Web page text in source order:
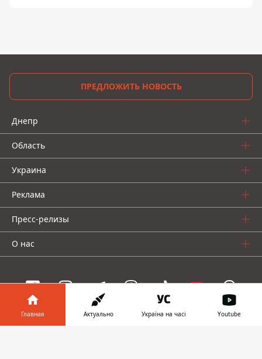
ПРЕДЛОЖИТЬ НОВОСТЬ
Днепр
Область
Украина
Реклама
Пресс-релизы
О нас
Главная Актуально Україна на часі Youtube